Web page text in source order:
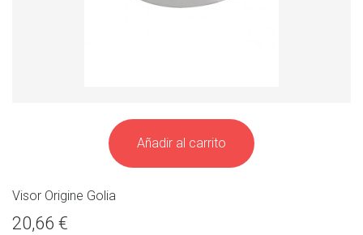
Añadir al carrito
Visor Origine Golia
20,66 €